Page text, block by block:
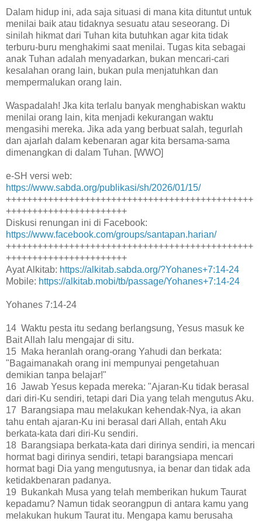
Dalam hidup ini, ada saja situasi di mana kita dituntut untuk
menilai baik atau tidaknya sesuatu atau seseorang. Di
sinilah hikmat dari Tuhan kita butuhkan agar kita tidak
terburu-buru menghakimi saat menilai. Tugas kita sebagai
anak Tuhan adalah menyadarkan, bukan mencari-cari
kesalahan orang lain, bukan pula menjatuhkan dan
mempermalukan orang lain.
Waspadalah! Jka kita terlalu banyak menghabiskan waktu
menilai orang lain, kita menjadi kekurangan waktu
mengasihi mereka. Jika ada yang berbuat salah, tegurlah
dan ajarlah dalam kebenaran agar kita bersama-sama
dimenangkan di dalam Tuhan. [WWO]
e-SH versi web:
https://www.sabda.org/publikasi/sh/2026/01/15/
+++++++++++++++++++++++++++++++++++++++++++++++
+++++++++++++++++++++++
Diskusi renungan ini di Facebook:
https://www.facebook.com/groups/santapan.harian/
+++++++++++++++++++++++++++++++++++++++++++++++
+++++++++++++++++++++++
Ayat Alkitab: https://alkitab.sabda.org/?Yohanes+7:14-24
Mobile: https://alkitab.mobi/tb/passage/Yohanes+7:14-24
Yohanes 7:14-24
14 Waktu pesta itu sedang berlangsung, Yesus masuk ke
Bait Allah lalu mengajar di situ.
15 Maka heranlah orang-orang Yahudi dan berkata:
"Bagaimanakah orang ini mempunyai pengetahuan
demikian tanpa belajar!"
16 Jawab Yesus kepada mereka: "Ajaran-Ku tidak berasal
dari diri-Ku sendiri, tetapi dari Dia yang telah mengutus Aku.
17 Barangsiapa mau melakukan kehendak-Nya, ia akan
tahu entah ajaran-Ku ini berasal dari Allah, entah Aku
berkata-kata dari diri-Ku sendiri.
18 Barangsiapa berkata-kata dari dirinya sendiri, ia mencari
hormat bagi dirinya sendiri, tetapi barangsiapa mencari
hormat bagi Dia yang mengutusnya, ia benar dan tidak ada
ketidakbenaran padanya.
19 Bukankah Musa yang telah memberikan hukum Taurat
kepadamu? Namun tidak seorangpun di antara kamu yang
melakukan hukum Taurat itu. Mengapa kamu berusaha